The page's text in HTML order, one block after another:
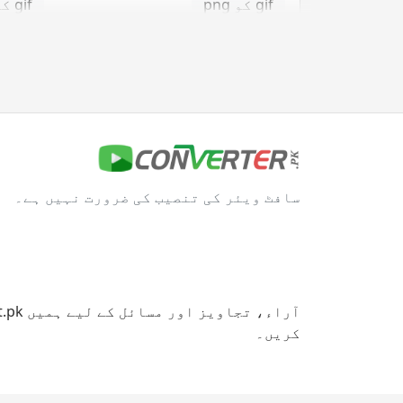
gif کو png gif کو svg
jpg کنورٹر
jpg کو bmp
jpg کو gif jpg کو ico
سافٹ ویئر کی تنصیب کی ضرورت نہیں ہے۔
کریں۔